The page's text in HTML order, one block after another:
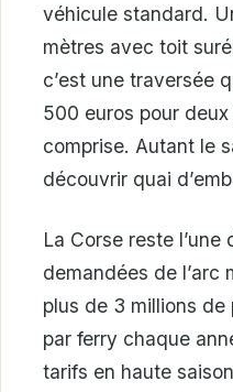
véhicule standard.
mètres avec toit
c’est une traversée
500 euros pour
comprise. Autant le
découvrir quai
La Corse reste
demandées de l’arc
plus de 3 millions
par ferry chaque
tarifs en haute